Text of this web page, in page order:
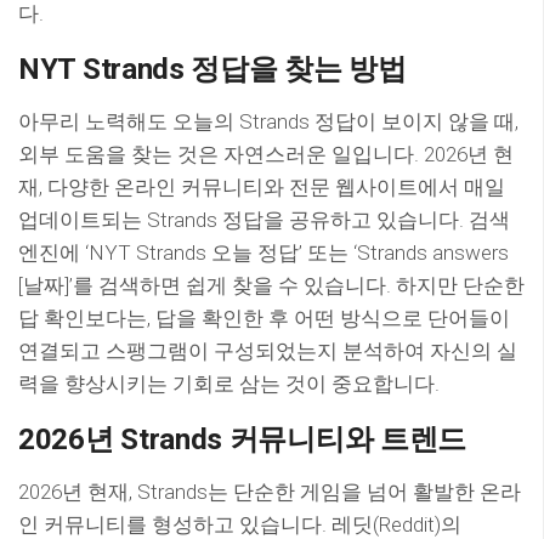
다.
NYT Strands 정답을 찾는 방법
아무리 노력해도 오늘의 Strands 정답이 보이지 않을 때,
외부 도움을 찾는 것은 자연스러운 일입니다. 2026년 현
재, 다양한 온라인 커뮤니티와 전문 웹사이트에서 매일
업데이트되는 Strands 정답을 공유하고 있습니다. 검색
엔진에 ‘NYT Strands 오늘 정답’ 또는 ‘Strands answers
[날짜]’를 검색하면 쉽게 찾을 수 있습니다. 하지만 단순한
답 확인보다는, 답을 확인한 후 어떤 방식으로 단어들이
연결되고 스팽그램이 구성되었는지 분석하여 자신의 실
력을 향상시키는 기회로 삼는 것이 중요합니다.
2026년 Strands 커뮤니티와 트렌드
2026년 현재, Strands는 단순한 게임을 넘어 활발한 온라
인 커뮤니티를 형성하고 있습니다. 레딧(Reddit)의